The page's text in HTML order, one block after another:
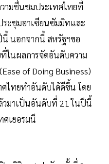
วามชื่นชมประเทศไทยที่
ระชุมอาเซียนซัมมิทและ
นอกจากนี้ สหรัฐฯขอ
ในผลการจัดอันดับความ
of Doing Business)
ศไทยทำอันดับได้ดีขึ้น โดย
มาเป็นอันดับที่ 21 ในปีนี้
เยอรมนี